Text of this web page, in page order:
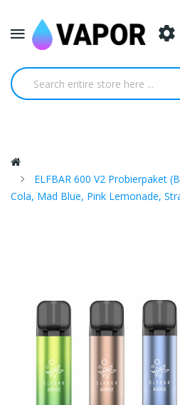
ELFBAR 600 V2 Probierpaket
Cola, Mad Blue, Pink Lemonade,